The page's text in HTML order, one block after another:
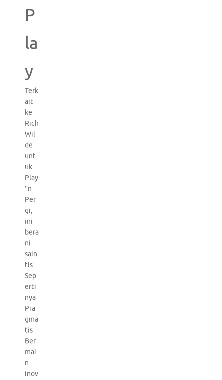
P
la
y
Terk
ait
ke
Rich
Wil
de
unt
uk
Play
’ n
Per
gi,
ini
bera
ni
sain
tis
Sep
erti
nya
Pra
gma
tis
Ber
mai
n
inov